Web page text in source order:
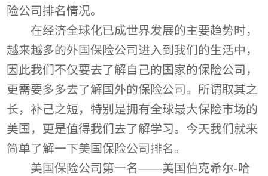
险公司排名情况。
在经济全球化已成世界发展的主要趋势时，
越来越多的外国保险公司进入到我们的生活中，
因此我们不仅要去了解自己的国家的保险公司，
更需要多多去了解国外的保险公司。所谓取其之
长，补己之短，特别是拥有全球最大保险市场的
美国，更是值得我们去了解学习。今天我们就来
简单了解一下美国保险公司排名。
美国保险公司第一名——美国伯克希尔-哈